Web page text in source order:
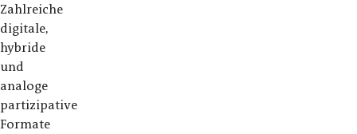
Zahlreiche
digitale,
hybride
und
analoge
partizipative
Formate